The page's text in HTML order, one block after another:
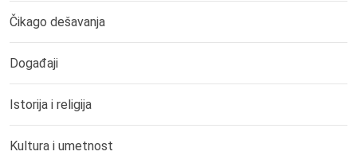
Čikago dešavanja
Događaji
Istorija i religija
Kultura i umetnost